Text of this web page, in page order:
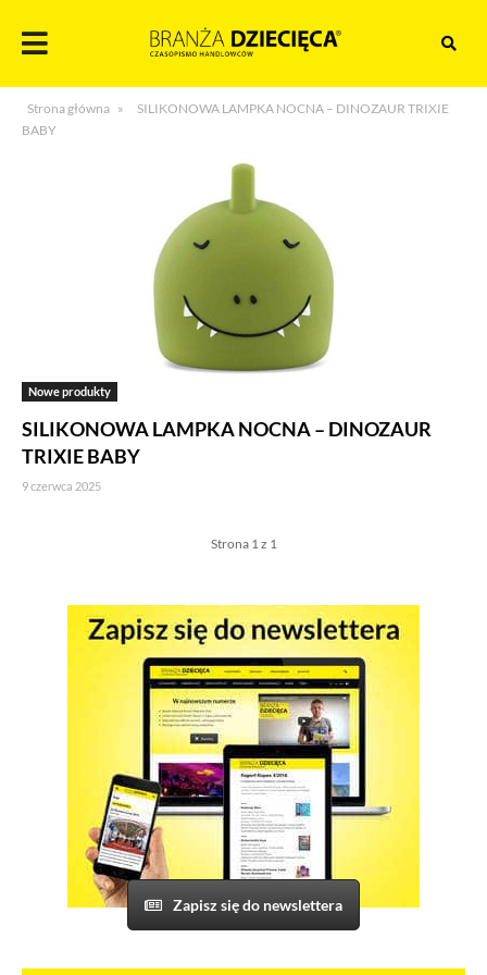
treści
Branża
dziecięca
Strona główna »
SILIKONOWA LAMPKA NOCNA – DINOZAUR TRIXIE
BABY
Nowe produkty
SILIKONOWA LAMPKA NOCNA – DINOZAUR
TRIXIE BABY
9 czerwca 2025
Strona 1 z 1
Zapisz się do newslettera